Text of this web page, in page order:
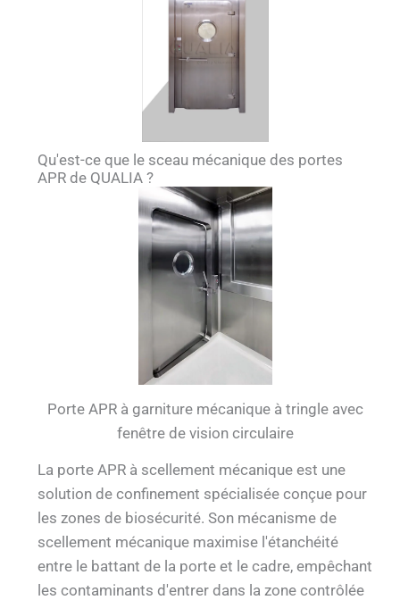
Qu'est-ce que le sceau mécanique des portes
APR de QUALIA ?
Porte APR à garniture mécanique à tringle avec
fenêtre de vision circulaire
La porte APR à scellement mécanique est une
solution de confinement spécialisée conçue pour
les zones de biosécurité. Son mécanisme de
scellement mécanique maximise l'étanchéité
entre le battant de la porte et le cadre, empêchant
les contaminants d'entrer dans la zone contrôlée